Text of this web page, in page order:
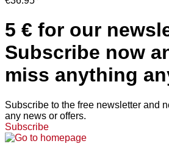
5 € for our
Subscribe now
miss anything
Subscribe to the free newsletter and
any news or offers.
Subscribe